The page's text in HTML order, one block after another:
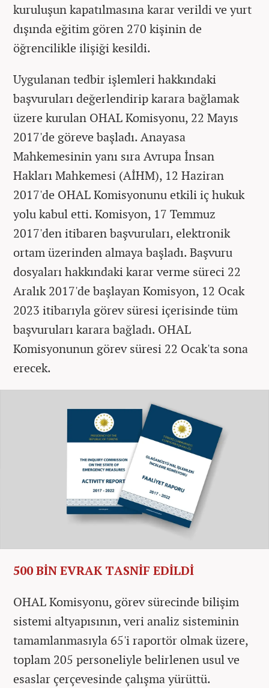
kuruluşun kapatılmasına karar verildi ve yurt
dışında eğitim gören 270 kişinin de
öğrencilikle ilişiği kesildi.
Uygulanan tedbir işlemleri hakkındaki
başvuruları değerlendirip karara bağlamak
üzere kurulan OHAL Komisyonu, 22 Mayıs
2017'de göreve başladı. Anayasa
Mahkemesinin yanı sıra Avrupa İnsan
Hakları Mahkemesi (AİHM), 12 Haziran
2017'de OHAL Komisyonunu etkili iç hukuk
yolu kabul etti. Komisyon, 17 Temmuz
2017'den itibaren başvuruları, elektronik
ortam üzerinden almaya başladı. Başvuru
dosyaları hakkındaki karar verme süreci 22
Aralık 2017'de başlayan Komisyon, 12 Ocak
2023 itibarıyla görev süresi içerisinde tüm
başvuruları karara bağladı. OHAL
Komisyonunun görev süresi 22 Ocak'ta sona
erecek.
500 BİN EVRAK TASNİF EDİLDİ
OHAL Komisyonu, görev sürecinde bilişim
sistemi altyapısının, veri analiz sisteminin
tamamlanmasıyla 65'i raportör olmak üzere,
toplam 205 personeliyle belirlenen usul ve
esaslar çerçevesinde çalışma yürüttü.